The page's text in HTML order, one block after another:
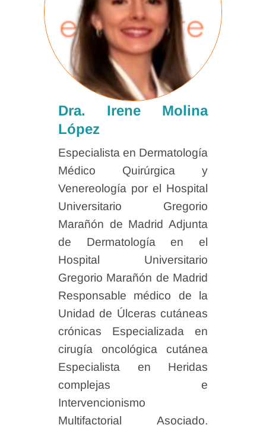
Dra. Irene Molina
López
Especialista en Dermatología
Médico Quirúrgica y
Venereología por el Hospital
Universitario Gregorio
Marañón de Madrid Adjunta
de Dermatología en el
Hospital Universitario
Gregorio Marañón de Madrid
Responsable médico de la
Unidad de Úlceras cutáneas
crónicas Especializada en
cirugía oncológica cutánea
Especialista en Heridas
complejas e
Intervencionismo
Multifactorial Asociado.